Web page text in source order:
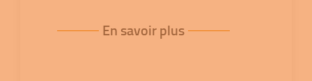
En savoir plus